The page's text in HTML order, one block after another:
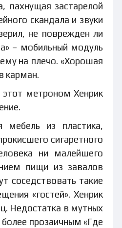
пахнущая застарелой
скандала и звуки
не поврежден ли
– мобильный модуль
на плечо. «Хорошая
карман.
этот метроном Хенрик
мебель из пластика,
сигаретного
ни малейшего
пищи из завалов
соседствовать такие
«гостей». Хенрик
Недостатка в мутных
прозаичным «Где